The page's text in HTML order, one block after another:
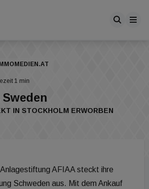
IMMOMEDIEN.AT
1 min
IN STOCKHOLM ERWORBEN
AFIAA steckt ihre
Schweden aus. Mit dem Ankauf